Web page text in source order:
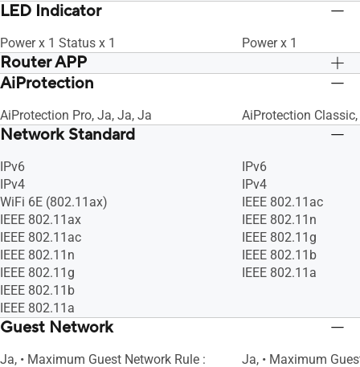
LED Indicator
Power x 1 Status x 1 Power x 1
Router APP
Ja
AiProtection
AiProtection Pro, Ja, Ja, Ja AiProtection
Network Standard
IPv6
IPv4
WiFi 6E (802.11ax)
IEEE 802.11ax
IEEE 802.11ac
IEEE 802.11n
IEEE 802.11g
IEEE 802.11b
IEEE 802.11a
IPv6
IPv4
IEEE 802.11ac
IEEE 802.11n
IEEE 802.11g
IEEE 802.11b
IEEE 802.11a
Guest Network
Ja, • Maximum Guest Network Rule :
Ja, • Maximum